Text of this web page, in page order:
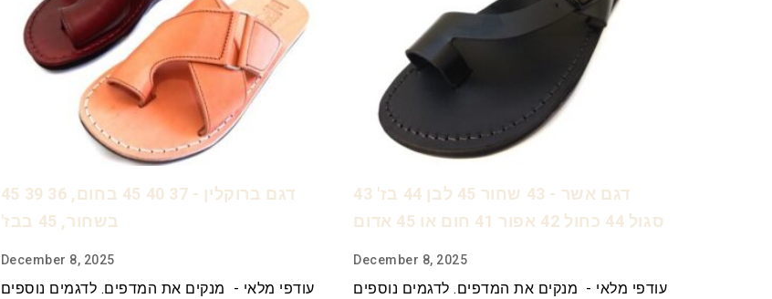
דגם אשר - 43 שחור 45 לבן 44 בז' 43
סגול 44 כחול 42 אפור 41 חום או 45 אדום
December 8, 2025
עודפי מלאי - מנקים את המדפים. לדגמים נוספים
דגם ברוקלין - 37 40 45 בחום, 36 39 45
בשחור, 45 בבז'
December 8, 2025
עודפי מלאי - מנקים את המדפים. לדגמים נוספים